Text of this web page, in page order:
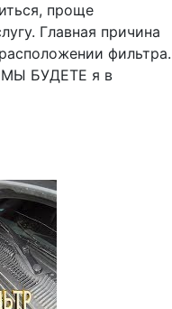
проще
Главная причина
фильтра.
БУДЕТЕ я в